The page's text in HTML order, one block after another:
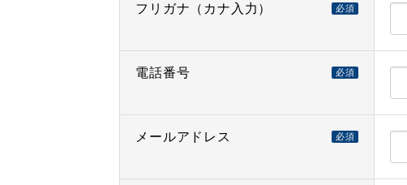
フリガナ（カナ入力） 必須
電話番号 必須
メールアドレス 必須